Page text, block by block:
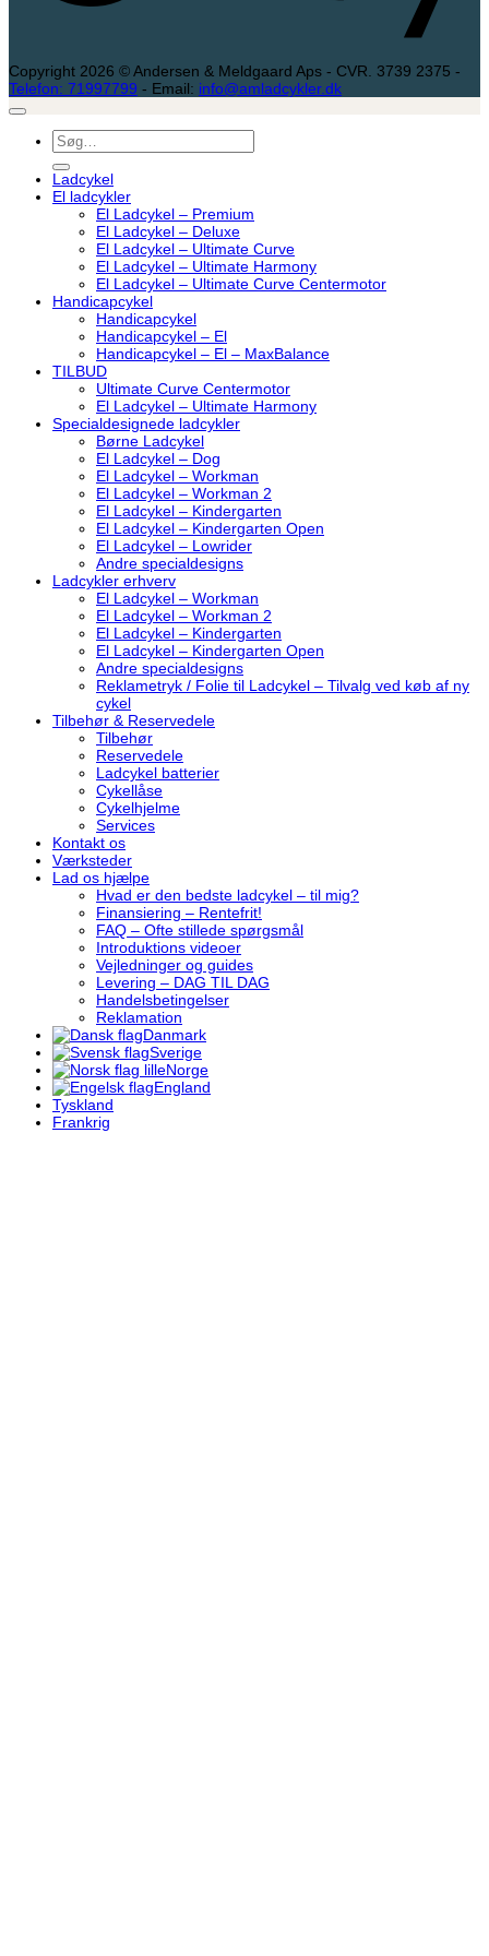
Copyright 2026 © Andersen & Meldgaard Aps - CVR. 3739 2375 -
Telefon: 71997799 - Email: info@amladcykler.dk
Søg
efter:
Ladcykel
El ladcykler
El Ladcykel – Premium
El Ladcykel – Deluxe
El Ladcykel – Ultimate Curve
El Ladcykel – Ultimate Harmony
El Ladcykel – Ultimate Curve Centermotor
Handicapcykel
Handicapcykel
Handicapcykel – El
Handicapcykel – El – MaxBalance
TILBUD
Ultimate Curve Centermotor
El Ladcykel – Ultimate Harmony
Specialdesignede ladcykler
Børne Ladcykel
El Ladcykel – Dog
El Ladcykel – Workman
El Ladcykel – Workman 2
El Ladcykel – Kindergarten
El Ladcykel – Kindergarten Open
El Ladcykel – Lowrider
Andre specialdesigns
Ladcykler erhverv
El Ladcykel – Workman
El Ladcykel – Workman 2
El Ladcykel – Kindergarten
El Ladcykel – Kindergarten Open
Andre specialdesigns
Reklametryk / Folie til Ladcykel – Tilvalg ved køb af ny
cykel
Tilbehør & Reservedele
Tilbehør
Reservedele
Ladcykel batterier
Cykellåse
Cykelhjelme
Services
Kontakt os
Værksteder
Lad os hjælpe
Hvad er den bedste ladcykel – til mig?
Finansiering – Rentefrit!
FAQ – Ofte stillede spørgsmål
Introduktions videoer
Vejledninger og guides
Levering – DAG TIL DAG
Handelsbetingelser
Reklamation
Danmark
Sverige
Norge
England
Tyskland
Frankrig